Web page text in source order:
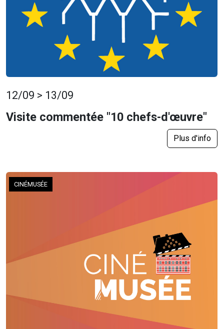
12/09 > 13/09
Visite commentée "10 chefs-d'œuvre"
Plus d'info
CINÉMUSÉE